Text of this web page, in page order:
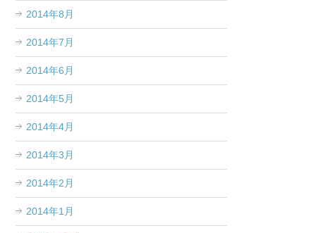
2014年8月
2014年7月
2014年6月
2014年5月
2014年4月
2014年3月
2014年2月
2014年1月